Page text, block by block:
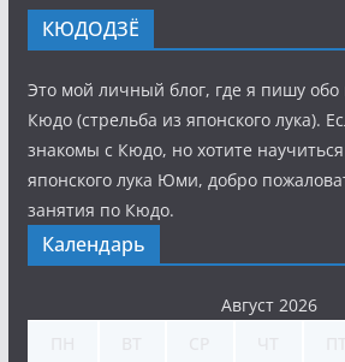
КЮДОДЗЁ
Это мой личный блог, где я пишу обо
Кюдо (стрельба из японского лука).
знакомы с Кюдо, но хотите
японского лука Юми, добро
занятия по Кюдо.
Календарь
Август 2026